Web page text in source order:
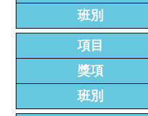
班別
項目
獎項
班別